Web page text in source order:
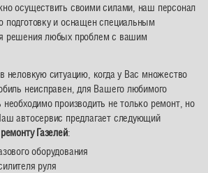
осуществить своими силами, наш персонал
подготовку и оснащен специальным
решения любых проблем с вашим
неловкую ситуацию, когда у Вас множество
неисправен, для Вашего любимого
необходимо производить не только ремонт, но
автосервис предлагает следующий
ремонту Газелей:
оборудования
руля